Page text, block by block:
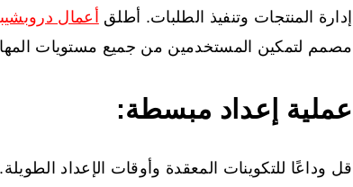
إدارة المنتجات وتنفيذ الطلبات. أطلق
أعمال
مصمم لتمكين المستخدمين من جميع مستويات
عملية إعداد مبسطة:
قل وداعًا للتكوينات المعقدة وأوقات الإعداد